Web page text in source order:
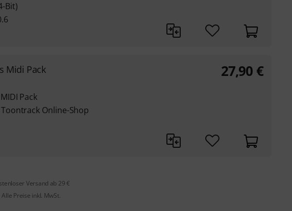
Bit)
Midi Pack
Pack
Online-Shop
27,90 €
Versand ab 29 €
Alle Preise inkl. MwSt.